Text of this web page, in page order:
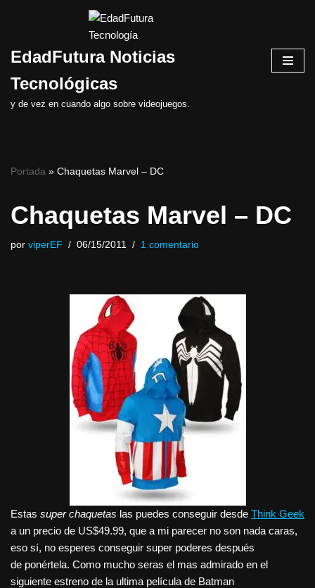
al
EdadFutura Noticias
Tecnológicas
y de vez en cuando algo sobre videojuegos.
Portada » Chaquetas Marvel – DC
Chaquetas Marvel – DC
por viperEF 06/15/2011 1 comentario
Estas super chaquetas las puedes conseguir desde Think Geek
a un precio de US$49.99, que a mi parecer no son nada caras,
eso sí, no esperes conseguir super poderes después
de ponértela. Como mucho seras el mas admirado en el
siguiente estreno de la ultima película de Batman